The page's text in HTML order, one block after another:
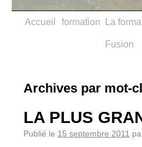
Accueil formation La
Fusion
Archives par mot-
LA PLUS
Publié le 15 septembre 2011